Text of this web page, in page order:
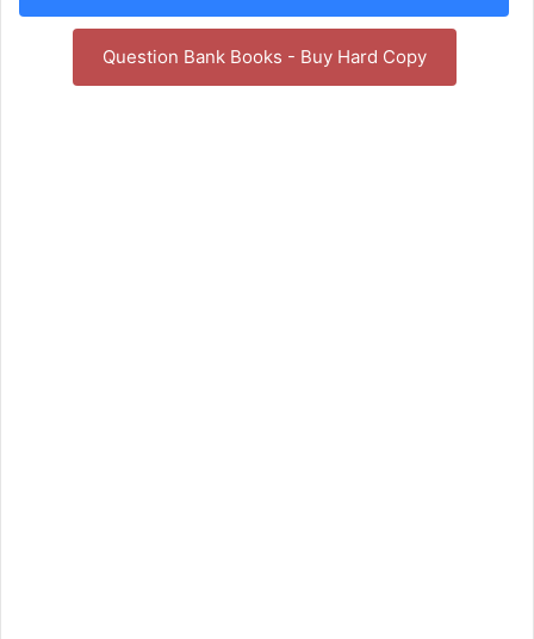
Question Bank Books - Buy Hard Copy